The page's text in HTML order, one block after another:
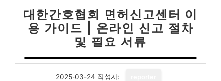
대한간호협회 면허신고센터 이
용 가이드 | 온라인 신고 절차
및 필요 서류
2025-03-24 작성자: